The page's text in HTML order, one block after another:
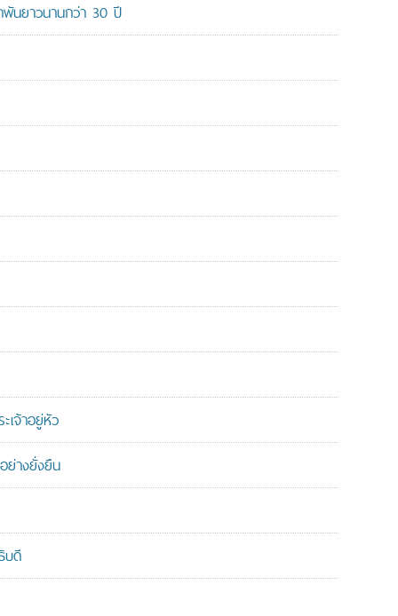
นยาวนานกว่า 30 ปี
เจ้าอยู่หัว
ย่างยั่งยืน
บดี